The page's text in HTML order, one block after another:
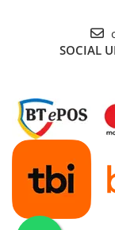
Ceai
Dezvoltare
BUSINESS
Carti de joc
Dezvoltare
Dezvoltare
SOCIAL